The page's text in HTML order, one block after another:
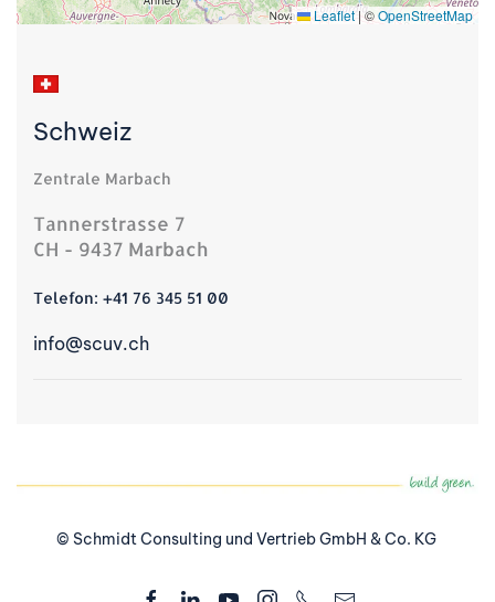
Leaflet |©OpenStreetMap
Schweiz
Zentrale Marbach
Tannerstrasse 7
CH - 9437 Marbach
Telefon: +41 76 345 51 00
info@scuv.ch
© Schmidt Consulting und Vertrieb GmbH & Co. KG